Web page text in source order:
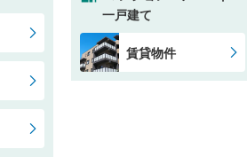
一戸建て
賃貸物件